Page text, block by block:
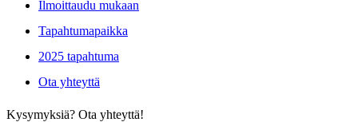
Ilmoittaudu mukaan
Tapahtumapaikka
2025 tapahtuma
Ota yhteyttä
Kysymyksiä? Ota yhteyttä!